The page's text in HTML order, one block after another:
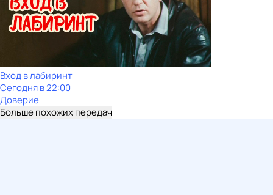
Вход в лабиринт
Сегодня в 22:00
Доверие
Больше похожих передач